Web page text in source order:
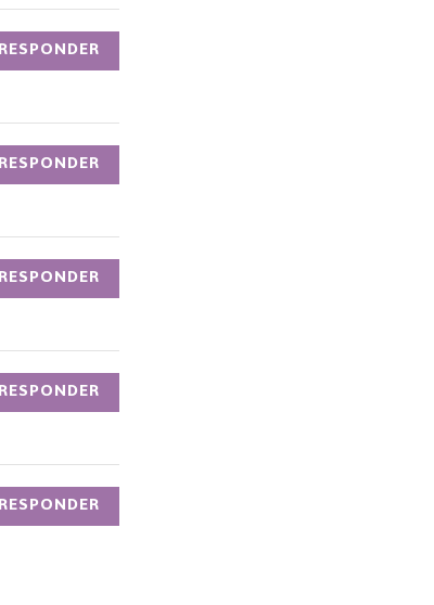
RESPONDER
RESPONDER
RESPONDER
RESPONDER
RESPONDER